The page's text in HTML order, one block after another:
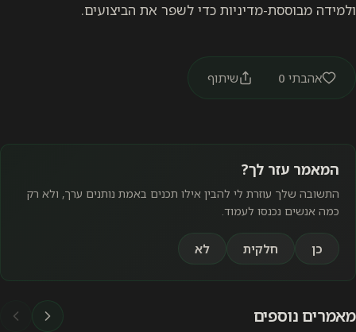
ולמידה מבוססת-מדיניות כדי לשפר את הביצועים.
אהבתי 0 שיתוף
המאמר עזר לך?
התשובה שלך עוזרת לי להבין אילו תכנים באמת נותנים ערך, ולא רק
כמה אנשים נכנסו לעמוד.
כן חלקית לא
מאמרים נוספים